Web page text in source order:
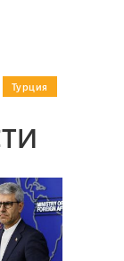
Турция